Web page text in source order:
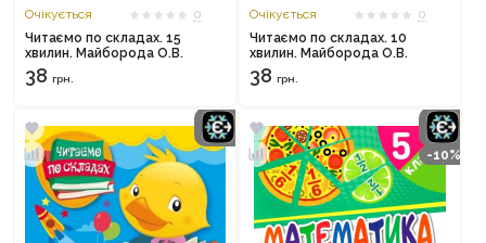
Очікується
0
Читаємо по складах. 15
хвилин. Майборода О.В.
38 грн.
Очікується
0
Читаємо по складах. 10
хвилин. Майборода О.В.
38 грн.
-10%
Продовжити покупки
Оформити замовлення